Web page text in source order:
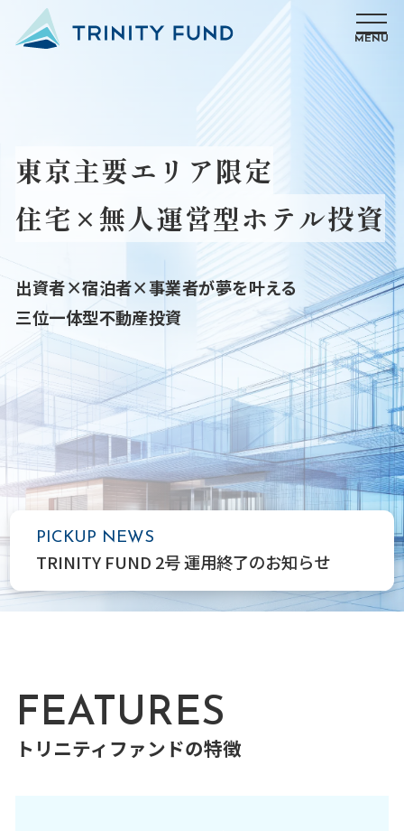
MENU
東京主要エリア限定
住宅×無人運営型ホテル投資
出資者×宿泊者×事業者が夢を叶える
三位一体型不動産投資
PICKUP NEWS
TRINITY FUND 2号 運用終了のお知らせ
FEATURES
トリニティファンドの特徴